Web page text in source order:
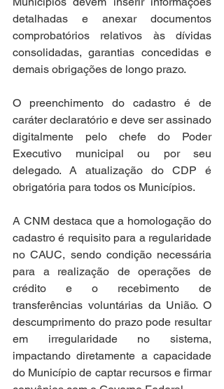
detalhadas e anexar documentos
comprobatórios relativos às dívidas
consolidadas, garantias concedidas e
demais obrigações de longo prazo.
O preenchimento do cadastro é de
caráter declaratório e deve ser assinado
digitalmente pelo chefe do Poder
Executivo municipal ou por seu
delegado. A atualização do CDP é
obrigatória para todos os Municípios.
A CNM destaca que a homologação do
cadastro é requisito para a regularidade
no CAUC, sendo condição necessária
para a realização de operações de
crédito e o recebimento de
transferências voluntárias da União. O
descumprimento do prazo pode resultar
em irregularidade no sistema,
impactando diretamente a capacidade
do Município de captar recursos e firmar